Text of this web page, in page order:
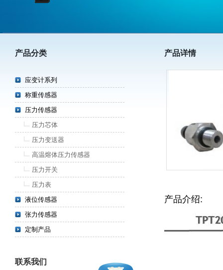
产品详情
产品介绍:
产品分类
应变计系列
称重传感器
压力传感器
压力芯体
压力变送器
高温熔体压力传感器
压力开关
压力表
液位传感器
张力传感器
定制产品
联系我们